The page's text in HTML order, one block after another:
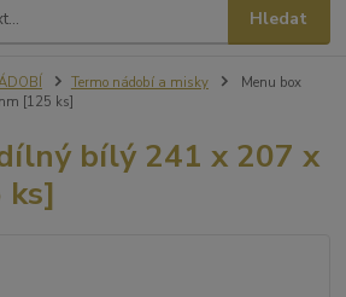
Hledat
Termo nádobí a misky
Menu box
[125 ks]
bílý 241 x 207 x
ks]